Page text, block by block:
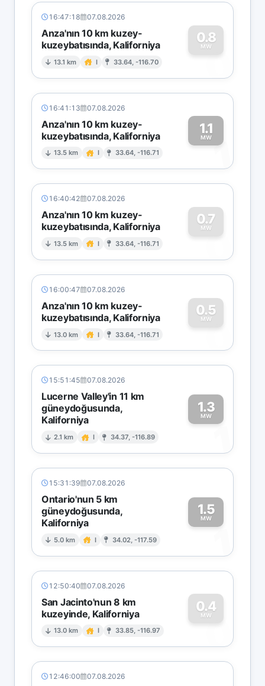
16:47:18 07.08.2026
Anza'nın 10 km kuzey-
kuzeybatısında, Kaliforniya
13.1 km I 33.64, -116.70
0.8
MW
0
16:41:13 07.08.2026
Anza'nın 10 km kuzey-
kuzeybatısında, Kaliforniya
13.5 km I 33.64, -116.71
1.1
MW1
16:40:42 07.08.2026
Anza'nın 10 km kuzey-
kuzeybatısında, Kaliforniya
13.5 km I 33.64, -116.71
0.7
MW
0
16:00:47 07.08.2026
Anza'nın 10 km kuzey-
kuzeybatısında, Kaliforniya
13.0 km I 33.64, -116.71
0.5
MW
0
15:51:45 07.08.2026
Lucerne Valley'in 11 km
güneydoğusunda,
Kaliforniya
2.1 km I 34.37, -116.89
1.3
MW
1
15:31:39 07.08.2026
Ontario'nun 5 km
güneydoğusunda,
Kaliforniya
5.0 km I 34.02, -117.59
1.5
MW
1
12:50:40 07.08.2026
San Jacinto'nun 8 km
kuzeyinde, Kaliforniya
13.0 km I 33.85, -116.97
0.4
MW
0
12:46:00 07.08.2026